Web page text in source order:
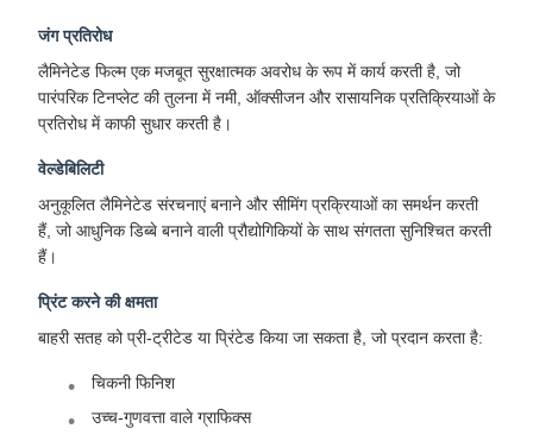
जंग प्रतिरोध
लैमिनेटेड फिल्म एक मजबूत सुरक्षात्मक अवरोध के रूप में कार्य करती है, जो
पारंपरिक टिनप्लेट की तुलना में नमी, ऑक्सीजन और रासायनिक प्रतिक्रियाओं के
प्रतिरोध में काफी सुधार करती है।
वेल्डेबिलिटी
अनुकूलित लैमिनेटेड संरचनाएं बनाने और सीमिंग प्रक्रियाओं का समर्थन करती
हैं, जो आधुनिक डिब्बे बनाने वाली प्रौद्योगिकियों के साथ संगतता सुनिश्चित करती
हैं।
प्रिंट करने की क्षमता
बाहरी सतह को प्री-ट्रीटेड या प्रिंटेड किया जा सकता है, जो प्रदान करता है:
चिकनी फिनिश
उच्च-गुणवत्ता वाले ग्राफिक्स